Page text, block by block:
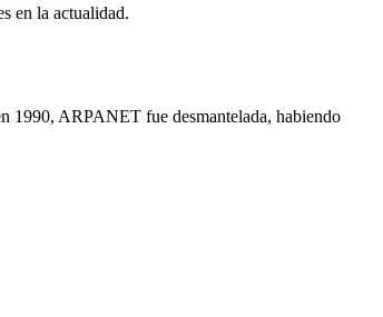
en la actualidad.
1990, ARPANET fue desmantelada, habiendo